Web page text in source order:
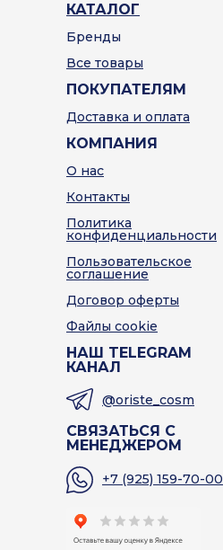
@oriste_cosm
+7 (925) 159-70-00
ПОКУПАТЕЛЯМ
Доставка и оплата
КАТАЛОГ
Бренды
Все товары
НАШ TELEGRAM
КАНАЛ
Пользовательское
соглашение
Договор оферты
Политика
конфиденциальности
КОМПАНИЯ
О нас
Контакты
Файлы cookie
СВЯЗАТЬСЯ С
МЕНЕДЖЕРОМ